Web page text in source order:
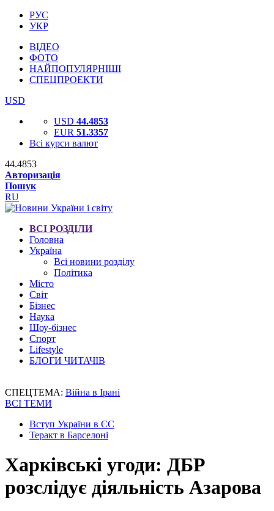
РУС
УКР
ВІДЕО
ФОТО
НАЙПОПУЛЯРНІШІ
СПЕЦПРОЕКТИ
USD
USD 44.4853
EUR 51.3357
Всі курси валют
44.4853
Авторизація
Пошук
RU
ВСІ РОЗДІЛИ
Головна
Україна
Всі новини розділу
Політика
Місто
Світ
Бізнес
Наука
Шоу-бізнес
Спорт
Lifestyle
БЛОГИ ЧИТАЧІВ
СПЕЦТЕМА: Війна в Ірані
ВСІ ТЕМИ
Вступ України в ЄС
Теракт в Барселоні
Харківські угоди: ДБР
розслідує діяльність Азарова